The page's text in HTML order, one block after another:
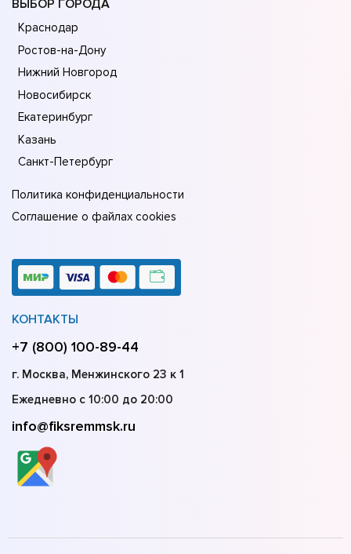
ВЫБОР ГОРОДА
Краснодар
Ростов-на-Дону
Нижний Новгород
Новосибирск
Екатеринбург
Казань
Санкт-Петербург
Политика конфиденциальности
Соглашение о файлах cookies
КОНТАКТЫ
+7 (800) 100-89-44
г. Москва, Менжинского 23 к 1
Ежедневно с 10:00 до 20:00
info@fiksremmsk.ru